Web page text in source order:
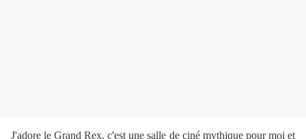
J'adore le Grand Rex, c'est une salle de ciné mythique pour moi et